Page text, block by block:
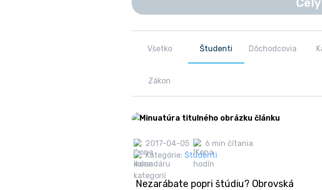
Všetko Študenti Dôchodcovia
Zákon
2017-04-05
6 min čítania
Kategórie: Študenti
Nezarábate popri štúdiu? Obrovská